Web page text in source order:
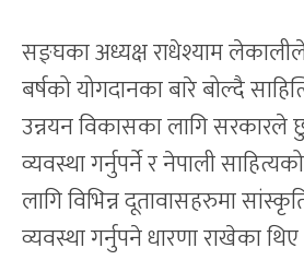
सङ्घका अध्यक्ष राधेश्याम
बर्षको योगदानका बारे बोल्दै
उन्नयन विकासका लागि सरकारले
व्यवस्था गर्नुपर्ने र नेपाली
लागि विभिन्न दूतावासहरुमा
व्यवस्था गर्नुपने धारणा राखेका थिए